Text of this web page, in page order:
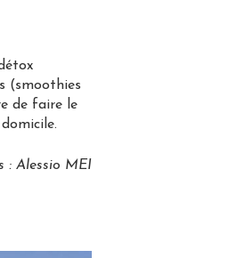
(smoothies
de faire le
: Alessio MEI